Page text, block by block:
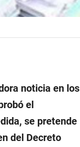
noticia en los
el
se pretende
del Decreto